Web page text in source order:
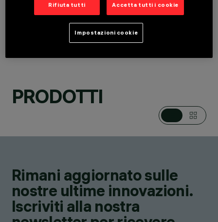
PRODOTTI
Rimani aggiornato sulle
nostre ultime innovazioni.
Iscriviti alla nostra
Rifiuta tutti Accetta tutti i cookie
Impostazioni cookie